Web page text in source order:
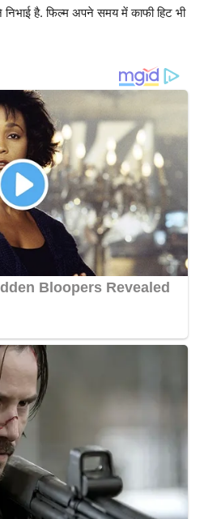
है. फिल्म अपने समय में काफी हिट भी